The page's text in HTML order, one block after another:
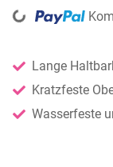
Lange
Kratzfeste
Wasserfeste